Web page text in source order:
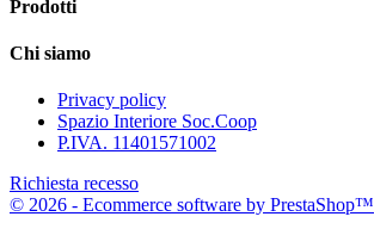
Prodotti
Chi siamo
Privacy policy
Spazio Interiore Soc.Coop
P.IVA. 11401571002
Richiesta recesso
© 2026 - Ecommerce software by PrestaShop™